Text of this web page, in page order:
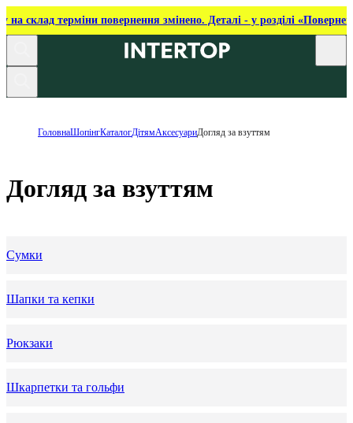
на склад терміни повернення змінено. Деталі - у розділі
ГоловнаШопінгКаталогДітямАксесуариДогляд за взуттям
Догляд за взуттям
Сумки
Шапки та кепки
Рюкзаки
Шкарпетки та гольфи